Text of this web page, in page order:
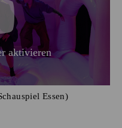
aktivieren
Essen)